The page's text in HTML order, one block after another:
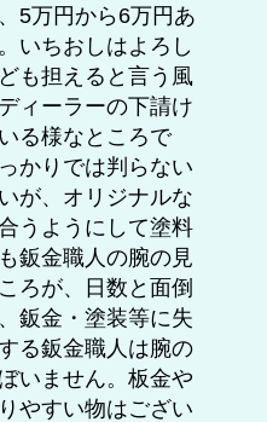
5万円から6万円あ
いちおしはよろし
も担えると言う風
ィーラーの下請け
る様なところで
かりでは判らない
が、オリジナルな
うようにして塗料
鈑金職人の腕の見
ろが、日数と面倒
鈑金・塗装等に失
る鈑金職人は腕の
いません。板金や
やすい物はござい